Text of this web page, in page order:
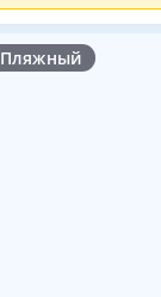
Пляжный